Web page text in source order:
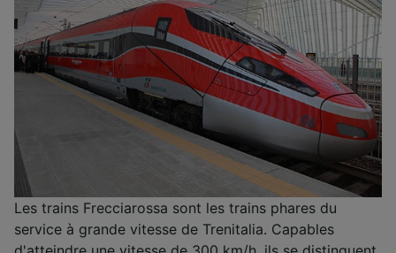
Les trains Frecciarossa sont les trains phares du
service à grande vitesse de Trenitalia. Capables